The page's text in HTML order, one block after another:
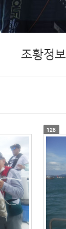
조황정보
128